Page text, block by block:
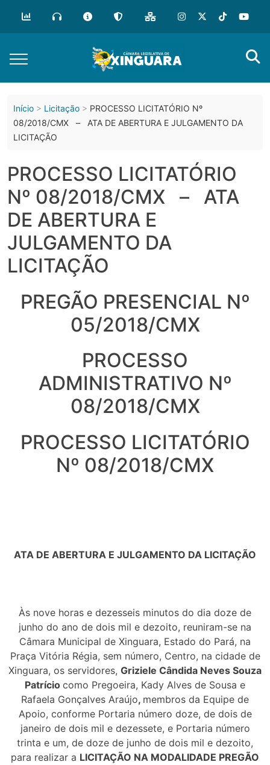
conteúdo
Início Licitação
PROCESSO LICITATÓRIO Nº
08/2018/CMX – ATA DE ABERTURA E JULGAMENTO DA
LICITAÇÃO
PROCESSO LICITATÓRIO
Nº 08/2018/CMX – ATA
DE ABERTURA E
JULGAMENTO DA
LICITAÇÃO
PREGÃO PRESENCIAL Nº
05/2018/CMX
PROCESSO
ADMINISTRATIVO Nº
08/2018/CMX
PROCESSO LICITATÓRIO
Nº 08/2018/CMX
ATA DE ABERTURA E JULGAMENTO DA LICITAÇÃO
Às nove horas e dezesseis minutos do dia doze de
junho do ano de dois mil e dezoito, reuniram-se na
Câmara Municipal de Xinguara, Estado do Pará, na
Praça Vitória Régia, sem número, Centro, na cidade de
Xinguara, os servidores, Griziele Cândida Neves Souza
Patrício como Pregoeira, Kady Alves de Sousa e
Rafaela Gonçalves Araújo, membros da Equipe de
Apoio, conforme Portaria número doze, de dois de
janeiro de dois mil e dezessete, e Portaria número
trinta e um, de doze de junho de dois mil e dezoito,
para realizar a LICITAÇÃO NA MODALIDADE PREGÃO